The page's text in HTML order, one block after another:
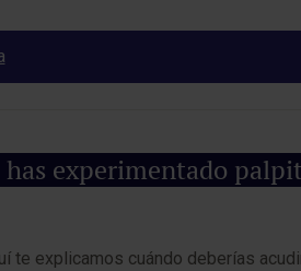
experimentado
te explicamos cuándo deberías